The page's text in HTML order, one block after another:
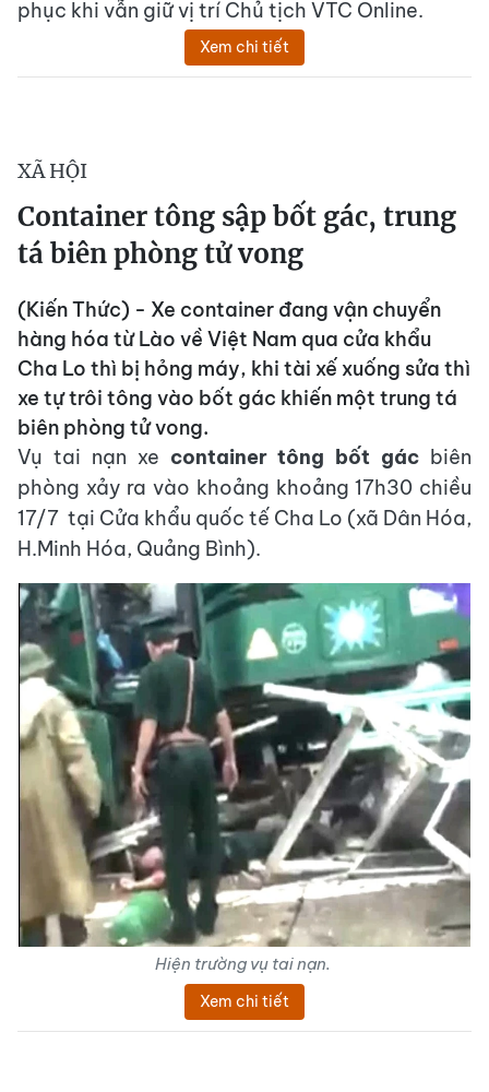
phục khi vẫn giữ vị trí Chủ tịch VTC Online.
Xem chi tiết
XÃ HỘI
Container tông sập bốt gác, trung
tá biên phòng tử vong
(Kiến Thức) - Xe container đang vận chuyển
hàng hóa từ Lào về Việt Nam qua cửa khẩu
Cha Lo thì bị hỏng máy, khi tài xế xuống sửa thì
xe tự trôi tông vào bốt gác khiến một trung tá
biên phòng tử vong.
Vụ tai nạn xe container tông bốt gác biên
phòng xảy ra vào khoảng khoảng 17h30 chiều
17/7 tại Cửa khẩu quốc tế Cha Lo (xã Dân Hóa,
H.Minh Hóa, Quảng Bình).
Hiện trường vụ tai nạn.
Xem chi tiết